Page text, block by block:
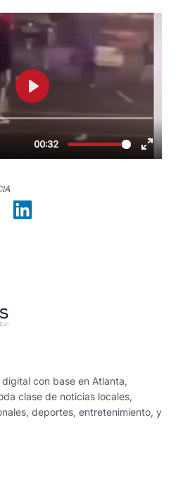
con base en Atlanta,
clase de noticias locales,
deportes, entretenimiento, y